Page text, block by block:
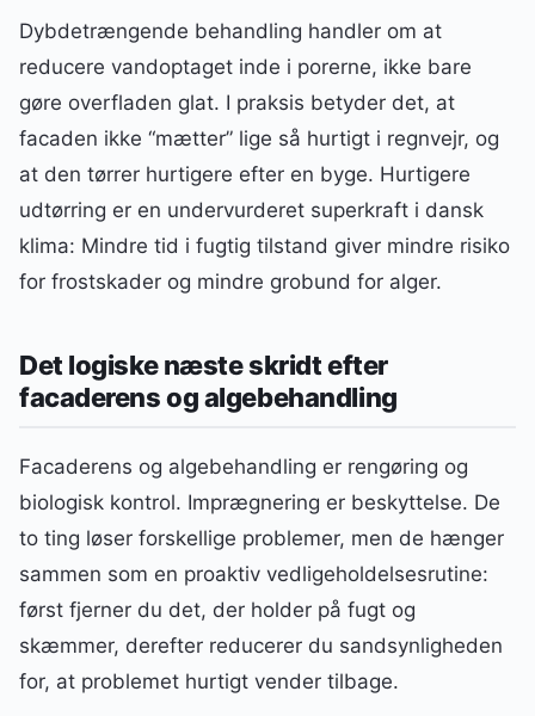
Dybdetrængende behandling handler om at
reducere vandoptaget inde i porerne, ikke bare
gøre overfladen glat. I praksis betyder det, at
facaden ikke “mætter” lige så hurtigt i regnvejr, og
at den tørrer hurtigere efter en byge. Hurtigere
udtørring er en undervurderet superkraft i dansk
klima: Mindre tid i fugtig tilstand giver mindre risiko
for frostskader og mindre grobund for alger.
Det logiske næste skridt efter
facaderens og algebehandling
Facaderens og algebehandling er rengøring og
biologisk kontrol. Imprægnering er beskyttelse. De
to ting løser forskellige problemer, men de hænger
sammen som en proaktiv vedligeholdelsesrutine:
først fjerner du det, der holder på fugt og
skæmmer, derefter reducerer du sandsynligheden
for, at problemet hurtigt vender tilbage.